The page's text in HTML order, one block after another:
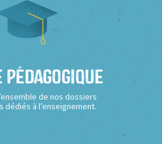
Pédagogique
de nos dossiers
dédiés à l’enseignement.